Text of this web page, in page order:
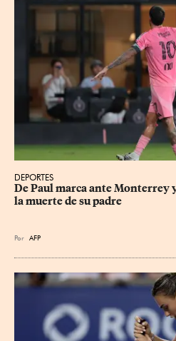
DEPORTES
De Paul marca ante Monterrey
la muerte de su padre
Por AFP